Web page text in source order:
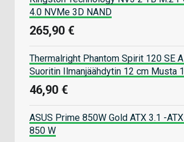
4.0 NVMe 3D NAND
265,90 €
Thermalright Phantom Spirit 120 SE
Suoritin Ilmanjäähdytin 12 cm Musta
46,90 €
ASUS Prime 850W Gold ATX 3.1 -
850 W